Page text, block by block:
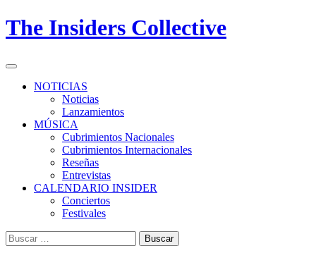
Skip
to
The Insiders Collective
Primary
NOTICIAS
Noticias
Lanzamientos
MÚSICA
Cubrimientos Nacionales
Cubrimientos Internacionales
Reseñas
Entrevistas
CALENDARIO INSIDER
Conciertos
Festivales
Buscar: